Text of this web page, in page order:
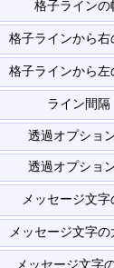
格子ラインの
格子ラインから右
格子ラインから左
ライン間隔
透過オプショ
透過オプショ
メッセージ文字
メッセージ文字の
メッセージ文字